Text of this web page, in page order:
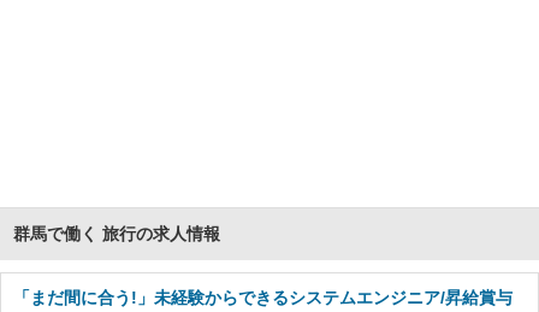
群馬で働く 旅行の求人情報
「まだ間に合う!」未経験からできるシステムエンジニア/昇給賞与